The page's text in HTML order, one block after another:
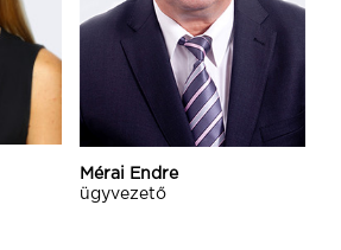
Mérai Endre
ügyvezető